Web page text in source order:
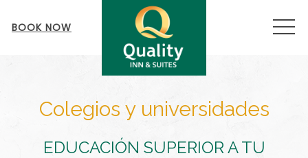
BOOK NOW
Colegios y universidades
EDUCACIÓN SUPERIOR A TU